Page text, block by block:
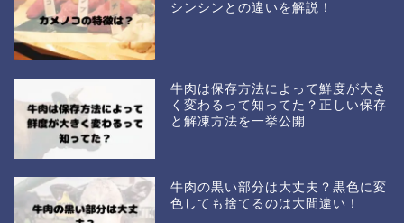
シンシンとの違いを解説！
牛肉は保存方法によって鮮度が大き
く変わるって知ってた？正しい保存
と解凍方法を一挙公開
牛肉の黒い部分は大丈夫？黒色に変
色しても捨てるのは大間違い！